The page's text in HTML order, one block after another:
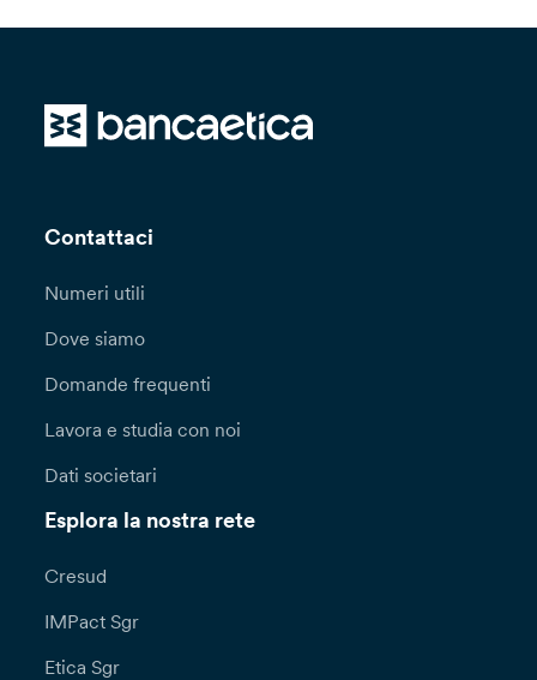
Contattaci
Numeri utili
Dove siamo
Domande frequenti
Lavora e studia con noi
Dati societari
Esplora la nostra rete
Cresud
IMPact Sgr
Etica Sgr